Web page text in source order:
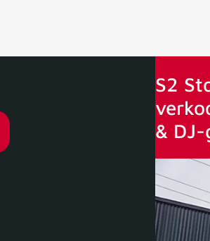
zelfde dag verstuurd Echte winkel +35
S2
& DJ-